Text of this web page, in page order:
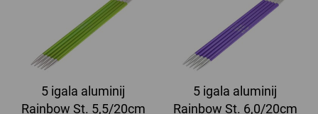
5 igala aluminij
Rainbow St. 5,5/20cm
5 igala aluminij
Rainbow St. 6,0/20cm